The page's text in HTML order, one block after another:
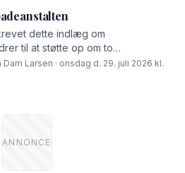
dette indlæg om
til at støtte op om to
Larsen · onsdag d. 29. juli 2026 kl.